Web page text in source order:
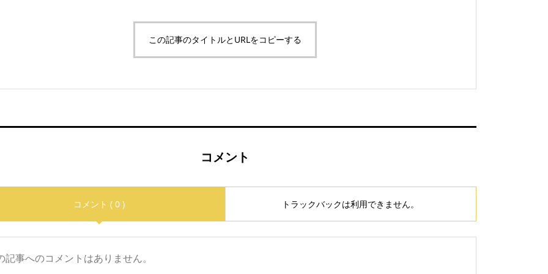
この記事のタイトルとURLをコピーする
コメント
コメント ( 0 ) トラックバックは利用できません。
記事へのコメントはありません。